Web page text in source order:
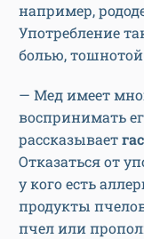
например,
Употребление
болью,
— Мед имеет
воспринимать
рассказывает
Отказаться от
у кого есть
продукты
пчел или